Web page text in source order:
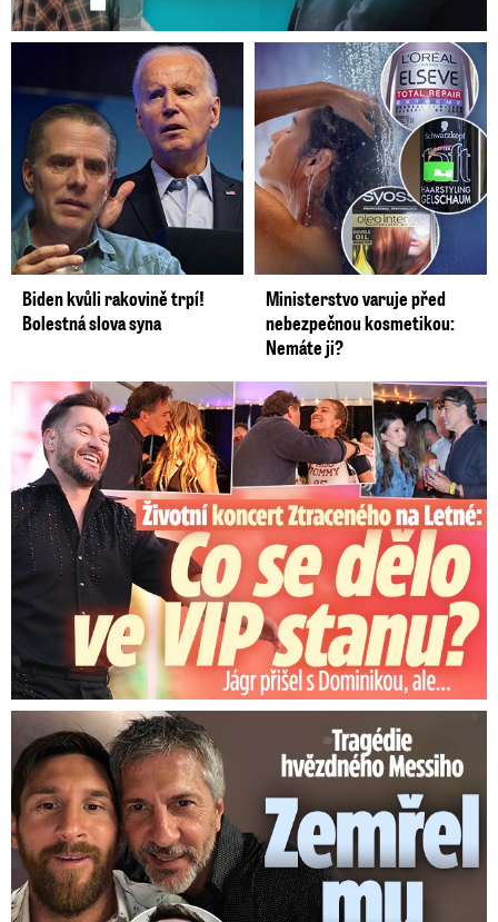
bodem mrazu - jako v letech 2006, 2015 nebo
2016.
Biden kvůli rakovině trpí!
Bolestná slova syna
Ministerstvo varuje před
nebezpečnou kosmetikou:
Nemáte ji?
Koncert Ztraceného na Letné: Jágr přišel s Dominikou, ale...
Tragédie hvězdného Messiho: Zemřel mu táta (†68)!